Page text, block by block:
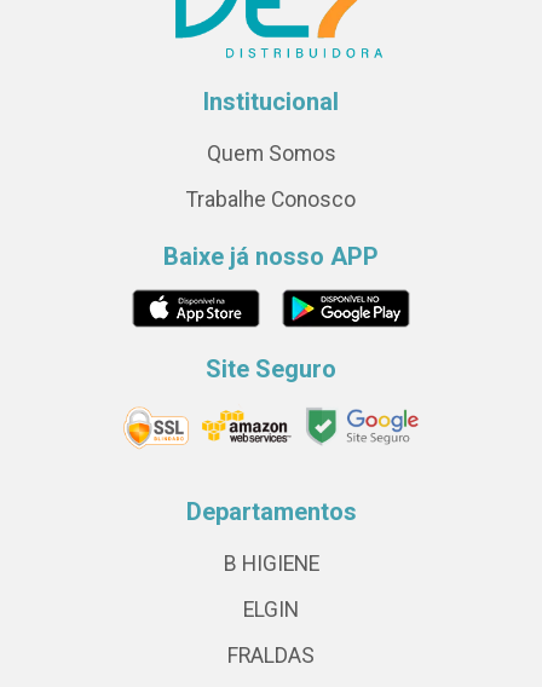
Institucional
Quem Somos
Trabalhe Conosco
Baixe já nosso APP
Site Seguro
Departamentos
B HIGIENE
ELGIN
FRALDAS